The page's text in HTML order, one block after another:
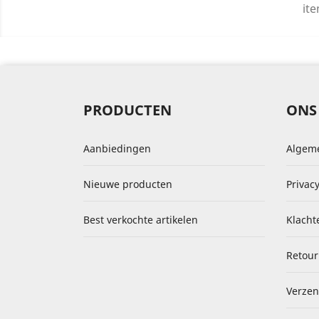
PRODUCTEN
Aanbiedingen
Nieuwe producten
Best verkochte artikelen